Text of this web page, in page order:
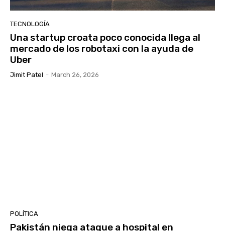
TECNOLOGÍA
Una startup croata poco conocida llega al
mercado de los robotaxi con la ayuda de
Uber
Jimit Patel - March 26, 2026
POLÍTICA
Pakistán niega ataque a hospital en